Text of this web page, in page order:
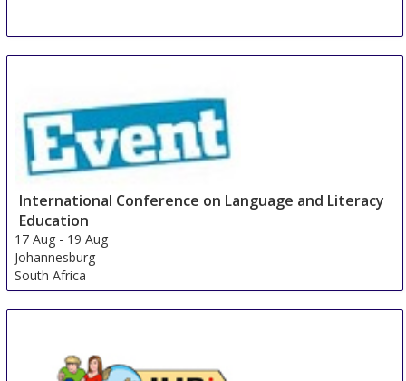
International Conference on Language and Literacy
Education
17 Aug - 19 Aug
Johannesburg
South Africa